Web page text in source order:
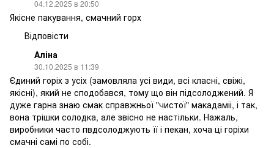
04.12.2025 в 20:50
Якісне пакування, смачний горх
Відповісти
Аліна
30.10.2025 в 11:39
Єдиний горіх з усіх (замовляла усі види, всі класні, свіжі,
якісні), який не сподобався, тому що він підсолоджений. Я
дуже гарна знаю смак справжньої "чистої" макадаміі, і так,
вона трішки солодка, але звісно не настільки. Нажаль,
виробники часто пвдсолоджують її і пекан, хоча ці горіхи
смачні самі по собі.